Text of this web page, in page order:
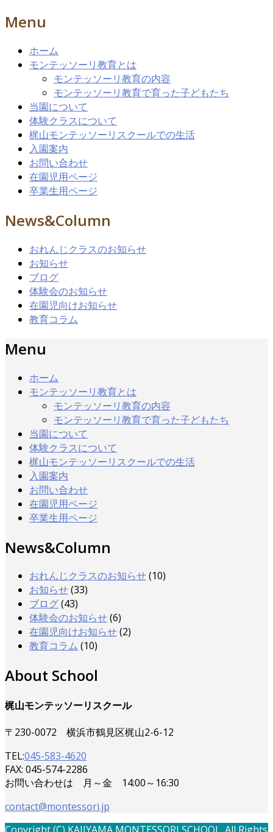
Menu
ホーム
モンテッソーリ教育とは
モンテッソーリ教育の内容
モンテッソーリ教育で育った子どもたち
当園について
体験クラスについて
梶山モンテッソーリスクールでの生活
入園案内
お問い合わせ
在園児用ページ
卒業生用ページ
News&Column
おれんじクラスのお知らせ
お知らせ
ブログ
体験会のお知らせ
在園児向けお知らせ
教育コラム
Menu
ホーム
モンテッソーリ教育とは
モンテッソーリ教育の内容
モンテッソーリ教育で育った子どもたち
当園について
体験クラスについて
梶山モンテッソーリスクールでの生活
入園案内
お問い合わせ
在園児用ページ
卒業生用ページ
News&Column
おれんじクラスのお知らせ(10)
お知らせ(33)
ブログ(43)
体験会のお知らせ(6)
在園児向けお知らせ(2)
教育コラム (10)
About School
梶山モンテッソーリスクール
〒230-0072 横浜市鶴見区梶山2-6-12
TEL:045-583-4620
FAX: 045-574-2286
お問い合わせは 月～金 14:00～16:30
contact@montessori.jp